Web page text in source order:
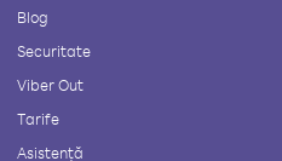
Blog
Securitate
Viber Out
Tarife
Asistență